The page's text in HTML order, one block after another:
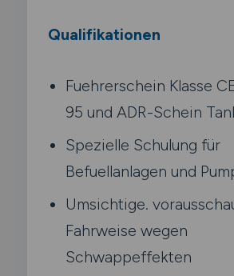
Qualifikationen
Fuehrerschein Klasse
95 und ADR-Schein
Spezielle Schulung für
Befuellanlagen und
Umsichtige.
Fahrweise wegen
Schwappeffekten